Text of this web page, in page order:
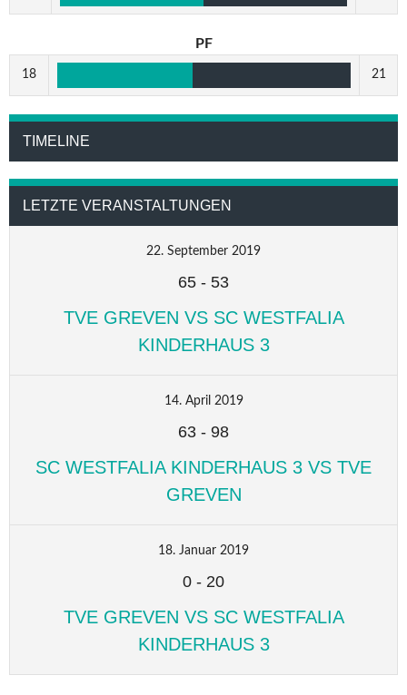
PF
18 21
TIMELINE
LETZTE VERANSTALTUNGEN
22. September 2019
65 - 53
TVE GREVEN VS SC WESTFALIA
KINDERHAUS 3
14. April 2019
63 - 98
SC WESTFALIA KINDERHAUS 3 VS TVE
GREVEN
18. Januar 2019
0 - 20
TVE GREVEN VS SC WESTFALIA
KINDERHAUS 3